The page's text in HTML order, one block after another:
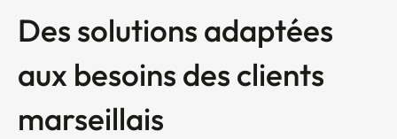
Des solutions adaptées
aux besoins des clients
marseillais